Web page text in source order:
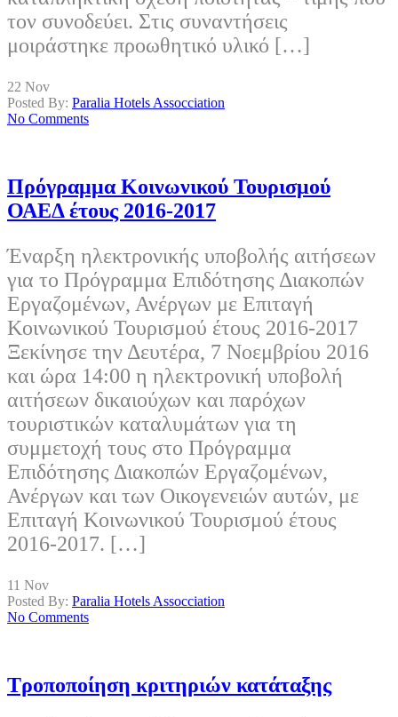
τον συνοδεύει. Στις συναντήσεις
μοιράστηκε προωθητικό υλικό […]
22 Nov
Posted By: Paralia Hotels Assocciation
No Comments
Πρόγραμμα Κοινωνικού Τουρισμού
ΟΑΕΔ έτους 2016-2017
Έναρξη ηλεκτρονικής υποβολής αιτήσεων
για το Πρόγραμμα Επιδότησης Διακοπών
Εργαζομένων, Ανέργων με Επιταγή
Κοινωνικού Τουρισμού έτους 2016-2017
Ξεκίνησε την Δευτέρα, 7 Νοεμβρίου 2016
και ώρα 14:00 η ηλεκτρονική υποβολή
αιτήσεων δικαιούχων και παρόχων
τουριστικών καταλυμάτων για τη
συμμετοχή τους στο Πρόγραμμα
Επιδότησης Διακοπών Εργαζομένων,
Ανέργων και των Οικογενειών αυτών, με
Επιταγή Κοινωνικού Τουρισμού έτους
2016-2017. […]
11 Nov
Posted By: Paralia Hotels Assocciation
No Comments
Τροποποίηση κριτηριών κατάταξης